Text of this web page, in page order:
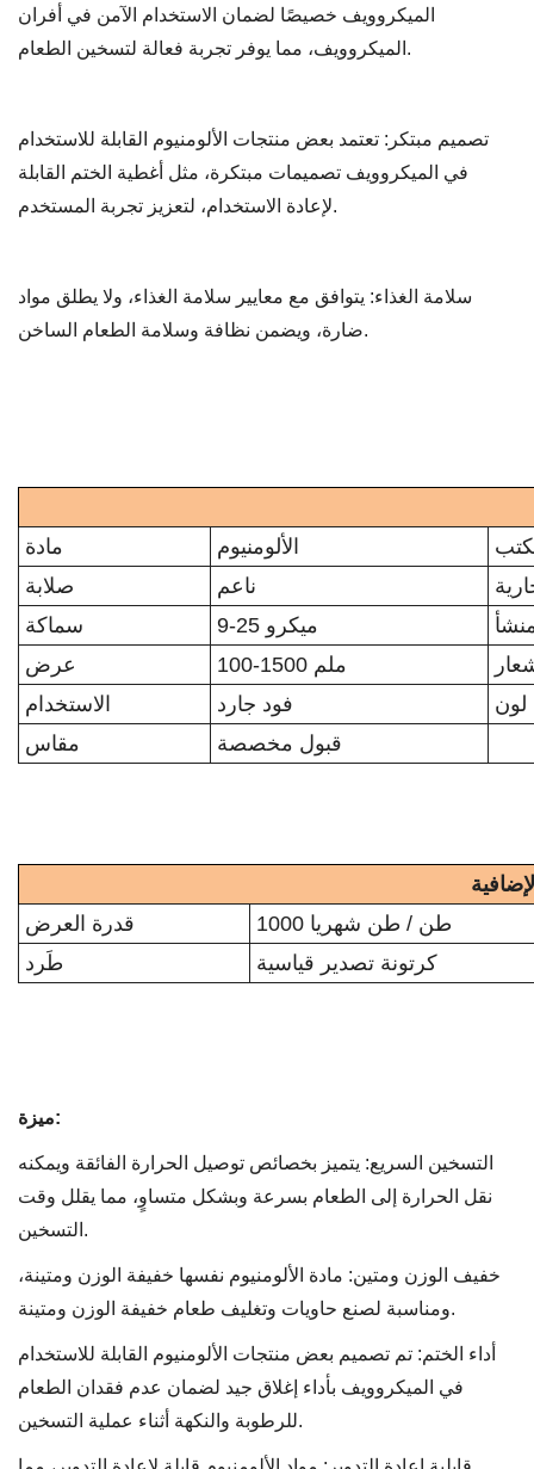
الميكروويف خصيصًا لضمان الاستخدام الآمن في أفران
الميكروويف، مما يوفر تجربة فعالة لتسخين الطعام.
تصميم مبتكر: تعتمد بعض منتجات الألومنيوم القابلة للاستخدام
في الميكروويف تصميمات مبتكرة، مثل أغطية الختم القابلة
لإعادة الاستخدام، لتعزيز تجربة المستخدم.
سلامة الغذاء: يتوافق مع معايير سلامة الغذاء، ولا يطلق مواد
ضارة، ويضمن نظافة وسلامة الطعام الساخن.
مادة الألومنيوم
صلابة
ناعم
سماكة
9-25 ميكرو
عرض
100-1500 ملم
الاستخدام
فود جارد
لون
مقاس
قبول مخصصة
قدرة العرض
1000 طن / طن شهريا
طَرد
كرتونة تصدير قياسية
ميزة:
التسخين السريع: يتميز بخصائص توصيل الحرارة الفائقة ويمكنه
نقل الحرارة إلى الطعام بسرعة وبشكل متساوٍ، مما يقلل وقت
التسخين.
خفيف الوزن ومتين: مادة الألومنيوم نفسها خفيفة الوزن ومتينة،
ومناسبة لصنع حاويات وتغليف طعام خفيفة الوزن ومتينة.
أداء الختم: تم تصميم بعض منتجات الألومنيوم القابلة للاستخدام
في الميكروويف بأداء إغلاق جيد لضمان عدم فقدان الطعام
للرطوبة والنكهة أثناء عملية التسخين.